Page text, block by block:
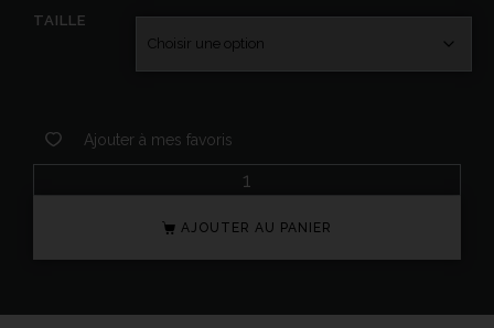
TAILLE
Ajouter à mes favoris
AJOUTER AU PANIER